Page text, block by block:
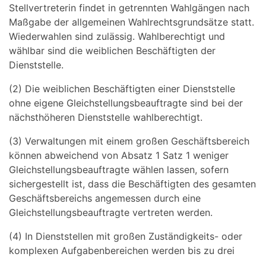
Stellvertreterin findet in getrennten Wahlgängen nach
Maßgabe der allgemeinen Wahlrechtsgrundsätze statt.
Wiederwahlen sind zulässig. Wahlberechtigt und
wählbar sind die weiblichen Beschäftigten der
Dienststelle.
(2) Die weiblichen Beschäftigten einer Dienststelle
ohne eigene Gleichstellungsbeauftragte sind bei der
nächsthöheren Dienststelle wahlberechtigt.
(3) Verwaltungen mit einem großen Geschäftsbereich
können abweichend von Absatz 1 Satz 1 weniger
Gleichstellungsbeauftragte wählen lassen, sofern
sichergestellt ist, dass die Beschäftigten des gesamten
Geschäftsbereichs angemessen durch eine
Gleichstellungsbeauftragte vertreten werden.
(4) In Dienststellen mit großen Zuständigkeits- oder
komplexen Aufgabenbereichen werden bis zu drei